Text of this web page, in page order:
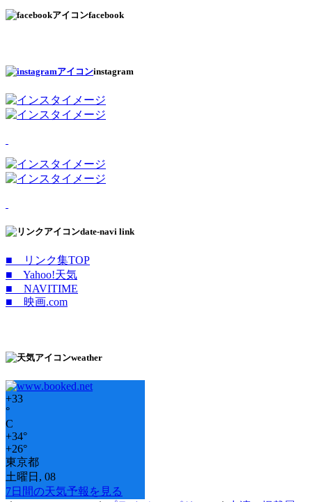
facebook
instagram
date-navi link
■ リンク集TOP
■ Yahoo!天気
■ NAVITIME
■ 映画.com
weather
+33
°
C
+34°
+26°
東京都
土曜日, 08
7日間の天気予報を見る